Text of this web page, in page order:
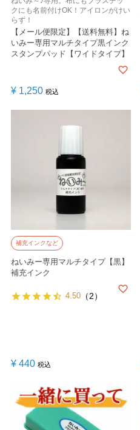
クにも名前付けOK！アイロンがけい
らず！
【メール便限定】【送料無料】ね
いみー専用マルチタイプ黒インク
スタンプパッド【ワイドタイプ】
¥ 1,250 税込
補充インクなど
ねいみー専用マルチタイプ【黒】
補充インク
¥ 440 税込
4.50（2）